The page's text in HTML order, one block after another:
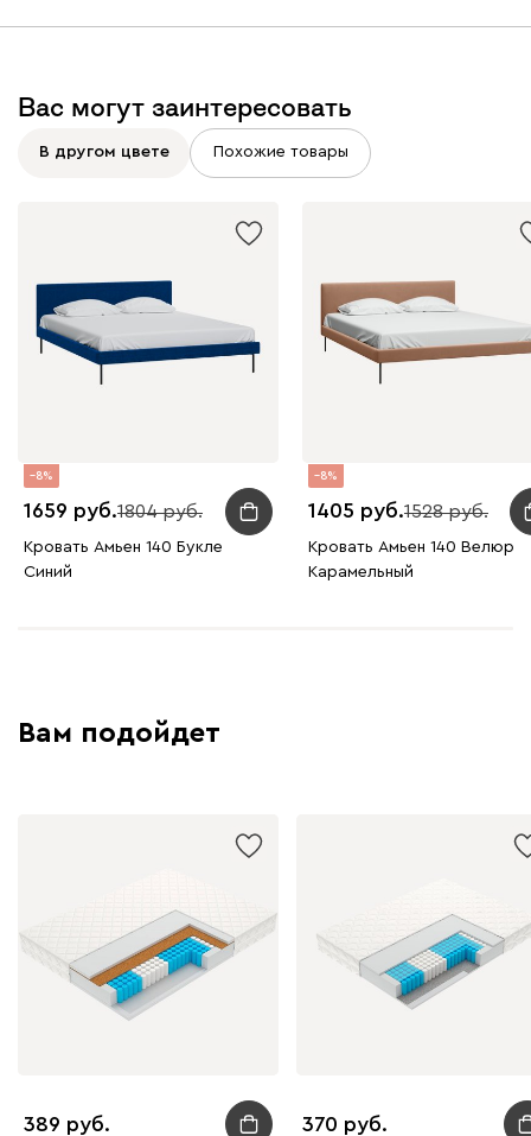
Терра
Бежевый Графит Молочный Серый
Вас могут заинтересовать
В другом цвете Похожие товары
8
1659 1804
Кровать Амьен 140 Букле
Синий
8
1405 1528
Кровать Амьен 140 Велюр
Карамельный
Вам подойдет
389 370